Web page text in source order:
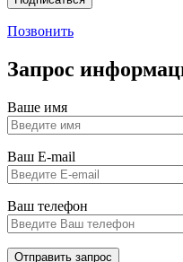
Позвонить
Запрос
Ваше имя
Ваш E-mail
Ваш телефон